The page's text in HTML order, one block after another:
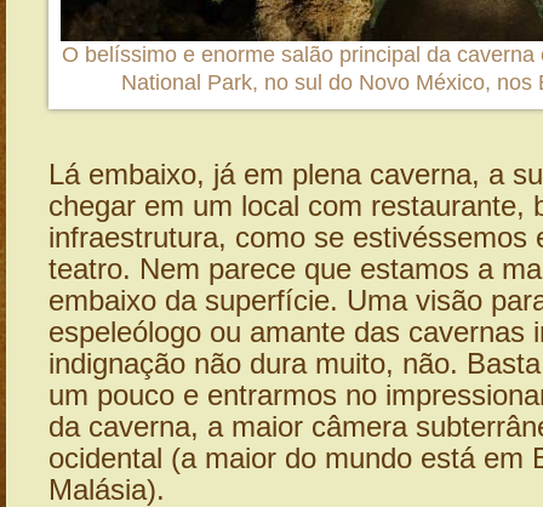
O belíssimo e enorme salão principal da
National Park, no sul do Novo México, nos
Lá embaixo, já em plena caverna, a
chegar em um local com restaurante,
infraestrutura, como se estivéssemos
teatro. Nem parece que estamos a
embaixo da superfície. Uma visão
espeleólogo ou amante das cavernas
indignação não dura muito, não.
um pouco e entrarmos no
da caverna, a maior câmera
ocidental (a maior do mundo está em
Malásia).